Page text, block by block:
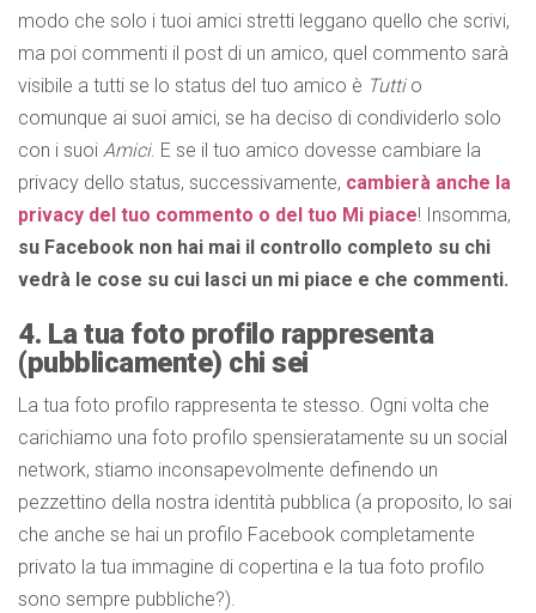
modo che solo i tuoi amici stretti leggano quello che scrivi,
ma poi commenti il post di un amico, quel commento sarà
visibile a tutti se lo status del tuo amico è Tuttio
comunque ai suoi amici, se ha deciso di condividerlo solo
con i suoi Amici. E se il tuo amico dovesse cambiare la
privacy dello status, successivamente, cambierà anche la
privacy del tuo commento o del tuo Mi piace! Insomma,
su Facebook non hai mai il controllo completo su chi
vedrà le cose su cui lasci un mi piace e che commenti.
4. La tua foto profilo rappresenta
(pubblicamente) chi sei
La tua foto profilo rappresenta te stesso. Ogni volta che
carichiamo una foto profilo spensieratamente su un social
network, stiamo inconsapevolmente definendo un
pezzettino della nostra identità pubblica (a proposito, lo sai
che anche se hai un profilo Facebook completamente
privato la tua immagine di copertina e la tua foto profilo
sono sempre pubbliche?).